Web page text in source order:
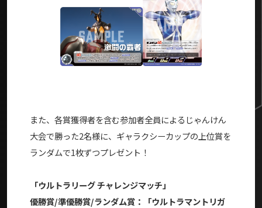
また、各賞獲得者を含む参加者全員によるじゃんけん
大会で勝った2名様に、ギャラクシーカップの上位賞を
ランダムで1枚ずつプレゼント！
「ウルトラリーグ チャレンジマッチ」
優勝賞/準優勝賞/ランダム賞：「ウルトラマントリガ